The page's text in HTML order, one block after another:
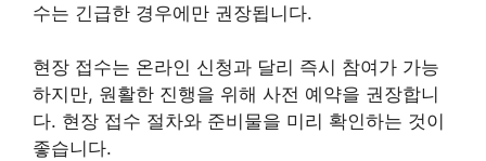
수는 긴급한 경우에만 권장됩니다.
현장 접수는 온라인 신청과 달리 즉시 참여가 가능
하지만, 원활한 진행을 위해 사전 예약을 권장합니
다. 현장 접수 절차와 준비물을 미리 확인하는 것이
좋습니다.